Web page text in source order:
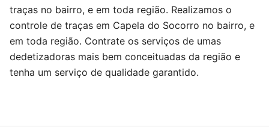
traças no bairro, e em toda região. Realizamos o
controle de traças em Capela do Socorro no bairro, e
em toda região. Contrate os serviços de umas
dedetizadoras mais bem conceituadas da região e
tenha um serviço de qualidade garantido.